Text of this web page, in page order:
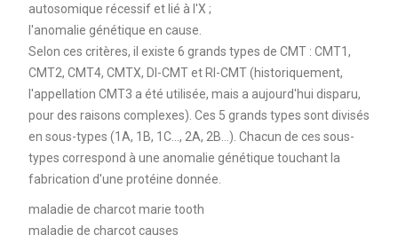
autosomique récessif et lié à l'X ;
l'anomalie génétique en cause.
Selon ces critères, il existe 6 grands types de CMT : CMT1,
CMT2, CMT4, CMTX, DI-CMT et RI-CMT (historiquement,
l'appellation CMT3 a été utilisée, mais a aujourd'hui disparu,
pour des raisons complexes). Ces 5 grands types sont divisés
en sous-types (1A, 1B, 1C…, 2A, 2B…). Chacun de ces sous-
types correspond à une anomalie génétique touchant la
fabrication d'une protéine donnée.
maladie de charcot marie tooth
maladie de charcot causes